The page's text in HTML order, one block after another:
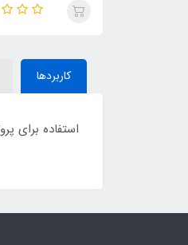
کاربردها
استفاده برای